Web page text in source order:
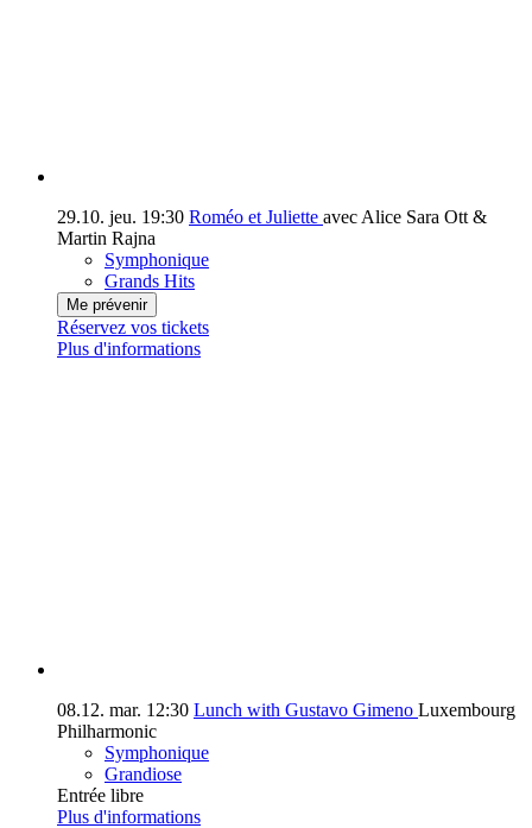
29.10. jeu. 19:30 Roméo et Juliette avec Alice Sara Ott &
Martin Rajna
Symphonique
Grands Hits
Me prévenir
Réservez vos tickets
Plus d'informations
08.12. mar. 12:30 Lunch with Gustavo Gimeno Luxembourg
Philharmonic
Symphonique
Grandiose
Entrée libre
Plus d'informations